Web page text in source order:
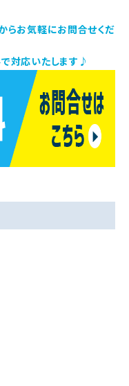
らお気軽にお問合せくだ
で対応いたします♪